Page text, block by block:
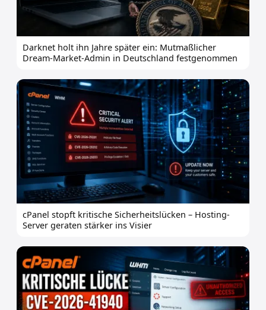
Darknet holt ihn Jahre später ein: Mutmaßlicher
Dream-Market-Admin in Deutschland festgenommen
cPanel stopft kritische Sicherheitslücken – Hosting-
Server geraten stärker ins Visier